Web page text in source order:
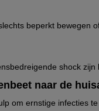
beperkt bewegen
shock zijn
naar de
om ernstige infecties